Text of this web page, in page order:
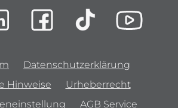
Datenschutzerklärung
Hinweise
Urheberrecht
AGB Service